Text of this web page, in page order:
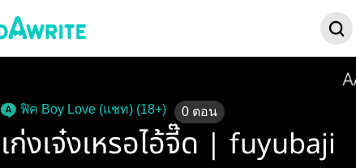
ฟิค Boy Love (แชท) (18+) 0 ตอน
เก่งเจ๋งเหรอไอ้จี๊ด | fuyubaji